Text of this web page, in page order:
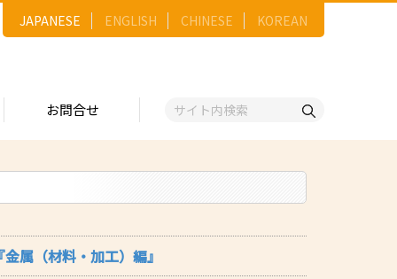
JAPANESE ENGLISH CHINESE KOREAN
ー
検索
リー一覧
十音順）
展企業）
お問合せ
金属（材料・加工）編』